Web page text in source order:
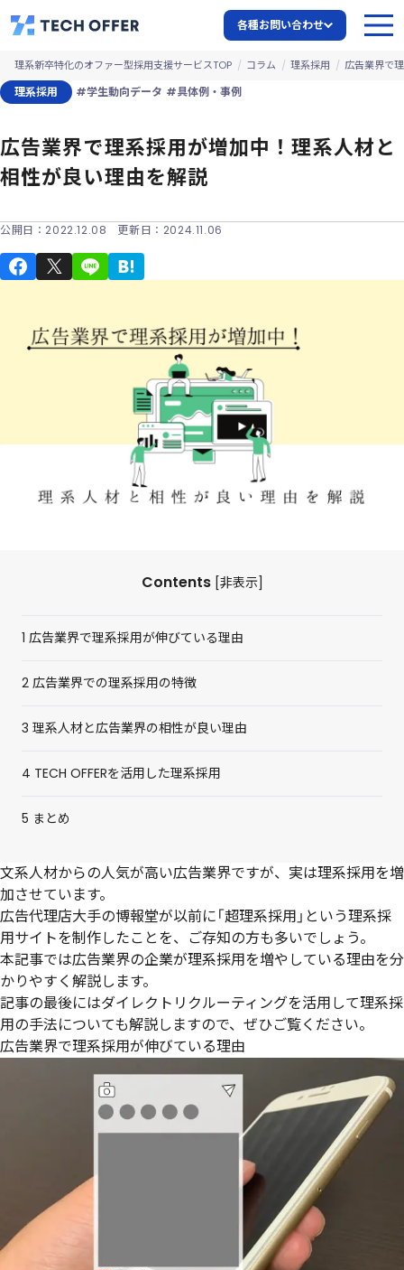
各種お問い合わせ
理系新卒特化のオファー型採用支援サービスTOP コラム 理系採用 広告業界で
理系採用 #学生動向データ #具体例・事例
広告業界で理系採用が増加中！理系人材と
相性が良い理由を解説
公開日： 2022.12.08 更新日： 2024.11.06
Contents [非表示]
1 広告業界で理系採用が伸びている理由
2 広告業界での理系採用の特徴
3 理系人材と広告業界の相性が良い理由
4 TECH OFFERを活用した理系採用
5 まとめ
文系人材からの人気が高い広告業界ですが、実は理系採用を増
加させています。
広告代理店大手の博報堂が以前に「超理系採用」という理系採
用サイトを制作したことを、ご存知の方も多いでしょう。
本記事では広告業界の企業が理系採用を増やしている理由を分
かりやすく解説します。
記事の最後にはダイレクトリクルーティングを活用して理系採
用の手法についても解説しますので、ぜひご覧ください。
広告業界で理系採用が伸びている理由